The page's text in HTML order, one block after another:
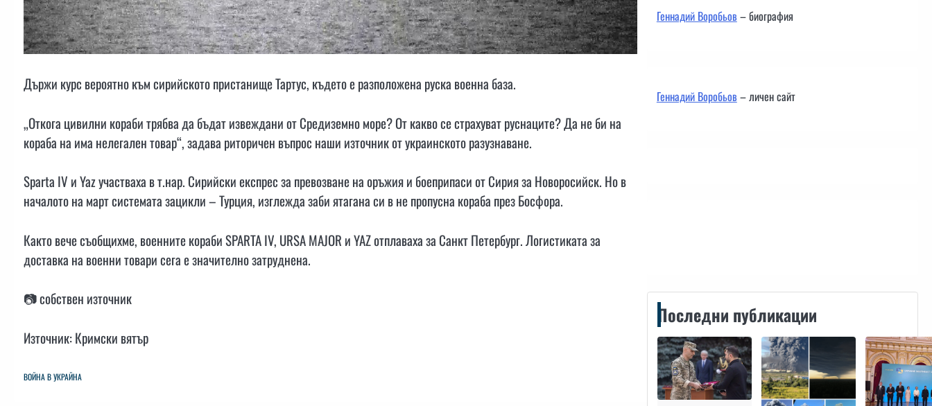
Държи курс вероятно към сирийското пристанище Тартус, където е разположена руска военна база.
„Откога цивилни кораби трябва да бъдат извеждани от Средиземно море? От какво се страхуват руснаците? Да не би на
кораба на има нелегален товар“, задава риторичен въпрос наши източник от украинското разузнаване.
Sparta IV и Yaz участваха в т.нар. Сирийски експрес за превозване на оръжия и боеприпаси от Сирия за Новоросийск. Но в
началото на март системата зацикли – Турция, изглежда заби ятагана си в не пропусна кораба през Босфора.
Както вече съобщихме, военните кораби SPARTA IV, URSA MAJOR и YAZ отплаваха за Санкт Петербург. Логистиката за
доставка на военни товари сега е значително затруднена.
📷 собствен източник
Източник: Кримски вятър
ВОЙНА В УКРАЙНА
Геннадий Воробьов– биография
Геннадий Воробьов– личен сайт
Последни публикации